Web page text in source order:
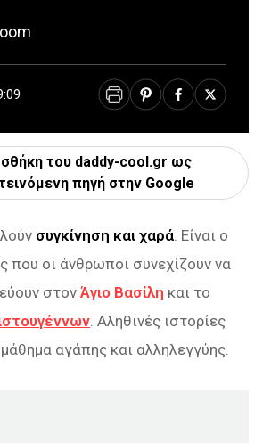
του daddy-cool.gr ως
πηγή στην Google
συγκίνηση και χαρά. Είναι ο
που οι άνθρωποι συνεχίζουν να
στονΆγιο Βασίλη και το
. Αληθινές ιστορίες
αγάπης και αλληλεγγύης.